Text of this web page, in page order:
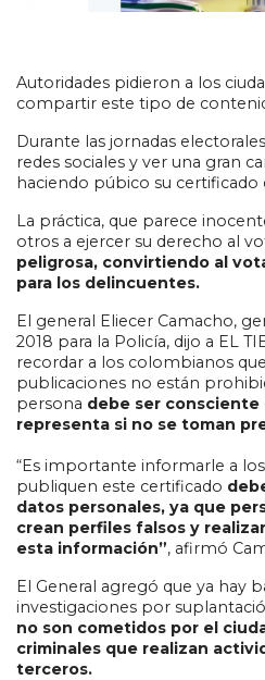
Autoridades pidieron a los
compartir este tipo de
Durante las jornadas
redes sociales y ver una gran
haciendo púbico su certificado
La práctica, que parece
otros a ejercer su derecho al
peligrosa, convirtiendo al
para los delincuentes.
El general Eliecer Camacho,
2018 para la Policía, dijo a EL
recordar a los colombianos
publicaciones no están
persona debe ser
representa si no se toman
“Es importante informarle a
publiquen este certificado
datos personales, ya que
crean perfiles falsos y
esta información”, afirmó
El General agregó que ya hay
investigaciones por
no son cometidos por el
criminales que realizan
terceros.